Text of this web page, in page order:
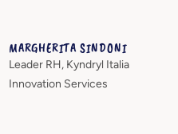
MARGHERITA SINDONI
Leader RH, Kyndryl Italia
Innovation Services